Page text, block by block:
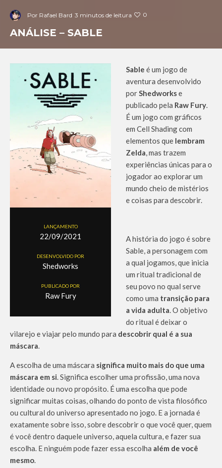
Por Rafael Bard 3 minutos de leitura 0
ANÁLISE – SABLE
LANÇAMENTO
22/09/2021
DESENVOLVIDO POR
Shedworks
PUBLICADO POR
Raw Fury
Sable é um jogo de
aventura desenvolvido
porShedworkse
publicado pela Raw Fury.
É um jogo com gráficos
em Cell Shading com
elementos que lembram
Zelda, mas trazem
experiências únicas para o
jogador ao explorar um
mundo cheio de mistérios
e coisas para descobrir.
A história do jogo é sobre
Sable, a personagem com
a qual jogamos, que inicia
um ritual tradicional de
seu povo no qual serve
como uma transição para
a vida adulta. O objetivo
do ritual é deixar o
vilarejo e viajar pelo mundo para descobrir qual é a sua
máscara.
A escolha de uma máscara significa muito mais do que uma
máscara em si. Significa escolher uma profissão, uma nova
identidade ou novo propósito. É uma escolha que pode
significar muitas coisas, olhando do ponto de vista filosófico
ou cultural do universo apresentado no jogo. E a jornada é
exatamente sobre isso, sobre descobrir o que você quer, quem
é você dentro daquele universo, aquela cultura, e fazer sua
escolha. E ninguém pode fazer essa escolha além de você
mesmo.